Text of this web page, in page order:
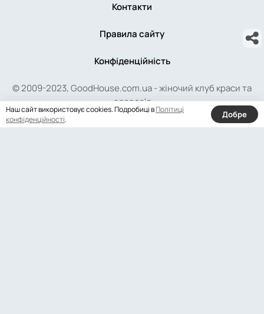
© 2009-2023, GoodHouse.com.ua - жіночий клуб краси та
здоров'я
Контакти
Правила сайту
Конфіденційність
Наш сайт використовує cookies. Подробиці вПолітиці
конфіденційності. Добре